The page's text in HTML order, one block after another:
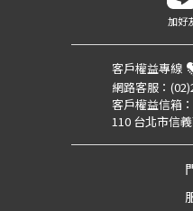
加好
客戶權益專線
網路客服：
客戶權益信箱：
110 台北市信